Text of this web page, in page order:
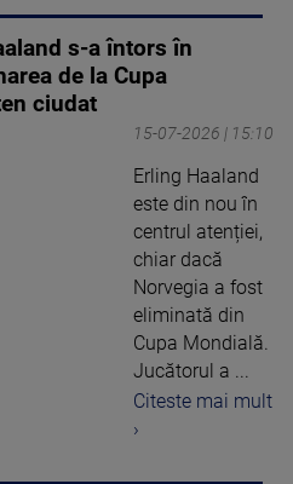
s-a întors în
de la Cupa
ciudat
15-07-2026 | 15:10
Erling Haaland
este din nou în
centrul atenției,
chiar dacă
Norvegia a fost
eliminată din
Cupa Mondială.
Jucătorul a ...
Citeste mai mult
›